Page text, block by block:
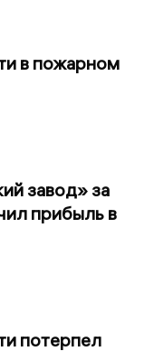
в пожарном
завод» за
прибыль в
потерпел